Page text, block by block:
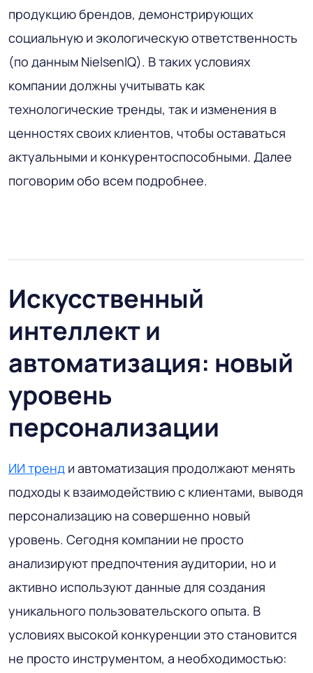
продукцию брендов, демонстрирующих
социальную и экологическую ответственность
(по данным NielsenIQ). В таких условиях
компании должны учитывать как
технологические тренды, так и изменения в
ценностях своих клиентов, чтобы оставаться
актуальными и конкурентоспособными. Далее
поговорим обо всем подробнее.
Искусственный
интеллект и
автоматизация: новый
уровень
персонализации
ИИ тренд и автоматизация продолжают менять
подходы к взаимодействию с клиентами, выводя
персонализацию на совершенно новый
уровень. Сегодня компании не просто
анализируют предпочтения аудитории, но и
активно используют данные для создания
уникального пользовательского опыта. В
условиях высокой конкуренции это становится
не просто инструментом, а необходимостью: